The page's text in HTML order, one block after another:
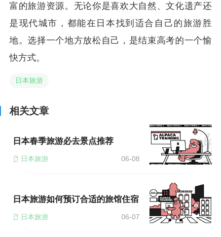
富的旅游资源。无论你是喜欢大自然、文化遗产还
是现代城市，都能在日本找到适合自己的旅游胜
地。选择一个地方放松自己，是结束高考的一个愉
快方式。
日本旅游
相关文章
日本春季旅游必去景点推荐
日本旅游 06-08
日本旅游如何预订合适的旅馆住宿
日本旅游 06-07